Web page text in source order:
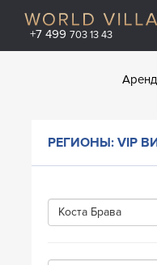
+7 499 703 13 43
РЕГИОНЫ: VIP
Коста Брава